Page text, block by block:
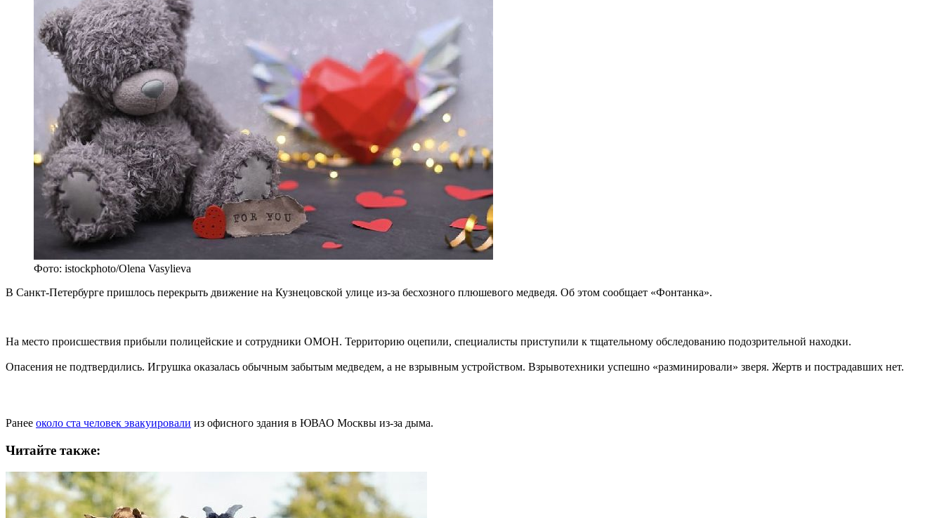
Фото: istockphoto/Olena Vasylieva
В Санкт-Петербурге пришлось перекрыть движение на Кузнецовской улице из-за бесхозного плюшевого медведя. Об этом сообщает «Фонтанка».
На место происшествия прибыли полицейские и сотрудники ОМОН. Территорию оцепили, специалисты приступили к тщательному обследованию подозрительной находки.
Опасения не подтвердились. Игрушка оказалась обычным забытым медведем, а не взрывным устройством. Взрывотехники успешно «разминировали» зверя. Жертв и пострадавших нет.
Ранее около ста человек эвакуировали из офисного здания в ЮВАО Москвы из-за дыма.
Читайте также: